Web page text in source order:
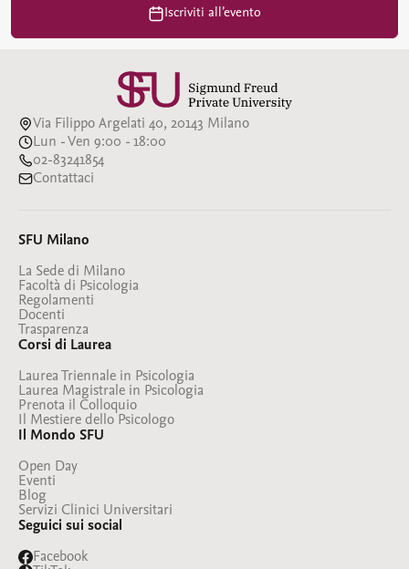
Iscriviti all’evento
Via Filippo Argelati 40, 20143 Milano
Lun - Ven 9:00 - 18:00
02-83241854
Contattaci
SFU Milano
La Sede di Milano
Facoltà di Psicologia
Regolamenti
Docenti
Trasparenza
Corsi di Laurea
Laurea Triennale in Psicologia
Laurea Magistrale in Psicologia
Prenota il Colloquio
Il Mestiere dello Psicologo
Il Mondo SFU
Open Day
Eventi
Blog
Servizi Clinici Universitari
Seguici sui social
Facebook